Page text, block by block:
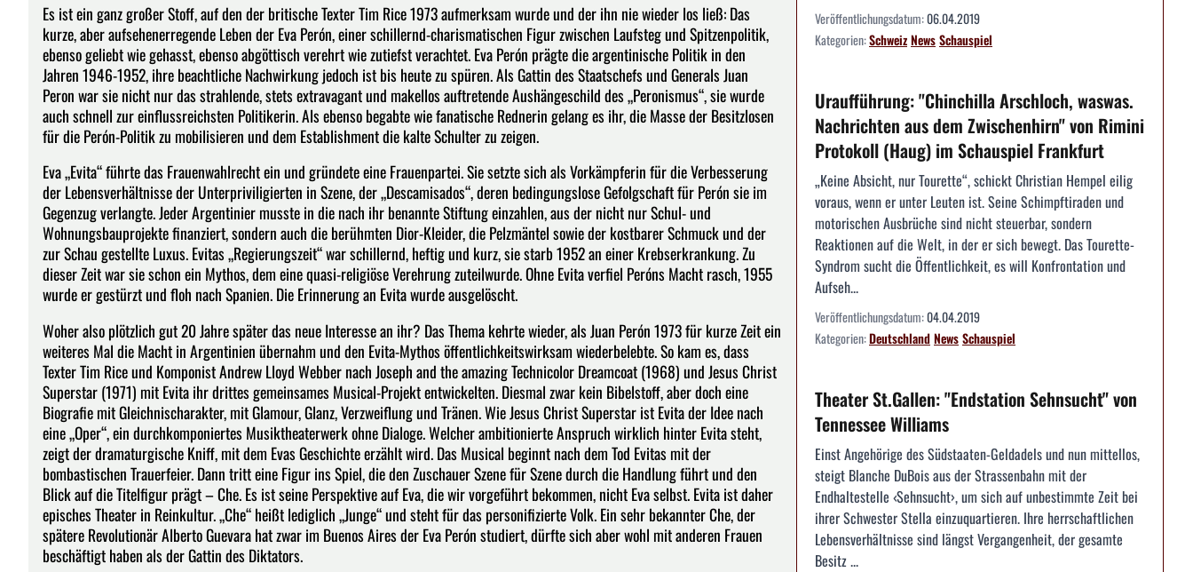
Es ist ein ganz großer Stoff, auf den der britische Texter Tim Rice 1973 aufmerksam wurde und der ihn nie wieder los ließ: Das
kurze, aber aufsehenerregende Leben der Eva Perón, einer schillernd-charismatischen Figur zwischen Laufsteg und Spitzenpolitik,
ebenso geliebt wie gehasst, ebenso abgöttisch verehrt wie zutiefst verachtet. Eva Perón prägte die argentinische Politik in den
Jahren 1946-1952, ihre beachtliche Nachwirkung jedoch ist bis heute zu spüren. Als Gattin des Staatschefs und Generals Juan
Peron war sie nicht nur das strahlende, stets extravagant und makellos auftretende Aushängeschild des „Peronismus“, sie wurde
auch schnell zur einflussreichsten Politikerin. Als ebenso begabte wie fanatische Rednerin gelang es ihr, die Masse der Besitzlosen
für die Perón-Politik zu mobilisieren und dem Establishment die kalte Schulter zu zeigen.
Eva „Evita“ führte das Frauenwahlrecht ein und gründete eine Frauenpartei. Sie setzte sich als Vorkämpferin für die Verbesserung
der Lebensverhältnisse der Unterpriviligierten in Szene, der „Descamisados“, deren bedingungslose Gefolgschaft für Perón sie im
Gegenzug verlangte. Jeder Argentinier musste in die nach ihr benannte Stiftung einzahlen, aus der nicht nur Schul- und
Wohnungsbauprojekte finanziert, sondern auch die berühmten Dior-Kleider, die Pelzmäntel sowie der kostbarer Schmuck und der
zur Schau gestellte Luxus. Evitas „Regierungszeit“ war schillernd, heftig und kurz, sie starb 1952 an einer Krebserkrankung. Zu
dieser Zeit war sie schon ein Mythos, dem eine quasi-religiöse Verehrung zuteilwurde. Ohne Evita verfiel Peróns Macht rasch, 1955
wurde er gestürzt und floh nach Spanien. Die Erinnerung an Evita wurde ausgelöscht.
Woher also plötzlich gut 20 Jahre später das neue Interesse an ihr? Das Thema kehrte wieder, als Juan Perón 1973 für kurze Zeit ein
weiteres Mal die Macht in Argentinien übernahm und den Evita-Mythos öffentlichkeitswirksam wiederbelebte. So kam es, dass
Texter Tim Rice und Komponist Andrew Lloyd Webber nach Joseph and the amazing Technicolor Dreamcoat (1968) und Jesus Christ
Superstar (1971) mit Evita ihr drittes gemeinsames Musical-Projekt entwickelten. Diesmal zwar kein Bibelstoff, aber doch eine
Biografie mit Gleichnischarakter, mit Glamour, Glanz, Verzweiflung und Tränen. Wie Jesus Christ Superstar ist Evita der Idee nach
eine „Oper“, ein durchkomponiertes Musiktheaterwerk ohne Dialoge. Welcher ambitionierte Anspruch wirklich hinter Evita steht,
zeigt der dramaturgische Kniff, mit dem Evas Geschichte erzählt wird. Das Musical beginnt nach dem Tod Evitas mit der
bombastischen Trauerfeier. Dann tritt eine Figur ins Spiel, die den Zuschauer Szene für Szene durch die Handlung führt und den
Blick auf die Titelfigur prägt – Che. Es ist seine Perspektive auf Eva, die wir vorgeführt bekommen, nicht Eva selbst. Evita ist daher
episches Theater in Reinkultur. „Che“ heißt lediglich „Junge“ und steht für das personifizierte Volk. Ein sehr bekannter Che, der
spätere Revolutionär Alberto Guevara hat zwar im Buenos Aires der Eva Perón studiert, dürfte sich aber wohl mit anderen Frauen
beschäftigt haben als der Gattin des Diktators.
Veröffentlichungsdatum:06.04.2019
Kategorien:SchweizNewsSchauspiel
Uraufführung: "Chinchilla Arschloch, waswas.
Nachrichten aus dem Zwischenhirn" von Rimini
Protokoll (Haug) im Schauspiel Frankfurt
„Keine Absicht, nur Tourette“, schickt Christian Hempel eilig
voraus, wenn er unter Leuten ist. Seine Schimpftiraden und
motorischen Ausbrüche sind nicht steuerbar, sondern
Reaktionen auf die Welt, in der er sich bewegt. Das Tourette-
Syndrom sucht die Öffentlichkeit, es will Konfrontation und
Aufseh...
Veröffentlichungsdatum:04.04.2019
Kategorien:DeutschlandNewsSchauspiel
Theater St.Gallen: "Endstation Sehnsucht" von
Tennessee Williams
Einst Angehörige des Südstaaten-Geldadels und nun mittellos,
steigt Blanche DuBois aus der Strassenbahn mit der
Endhaltestelle ‹Sehnsucht›, um sich auf unbestimmte Zeit bei
ihrer Schwester Stella einzuquartieren. Ihre herrschaftlichen
Lebensverhältnisse sind längst Vergangenheit, der gesamte
Besitz ...